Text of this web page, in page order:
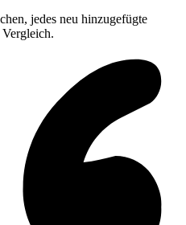
jedes neu hinzugefügte
Vergleich.